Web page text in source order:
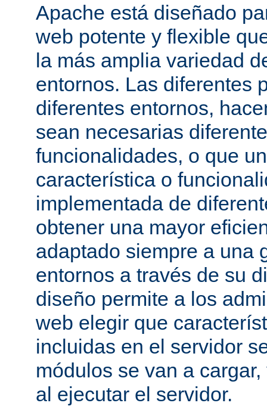
Apache está diseñado
web potente y flexible
la más amplia variedad
entornos. Las diferentes
diferentes entornos,
sean necesarias
funcionalidades, o que
característica o
implementada de
obtener una mayor
adaptado siempre a una
entornos a través de su
diseño permite a los
web elegir que
incluidas en el servidor
módulos se van a
al ejecutar el servidor.